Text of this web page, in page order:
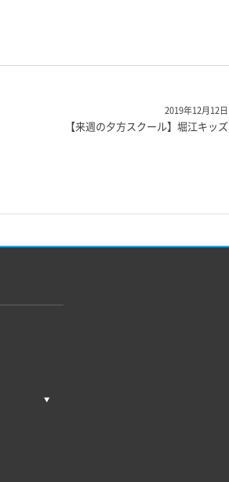
2019年12月12日
【来週の夕方スクール】堀江キッズ